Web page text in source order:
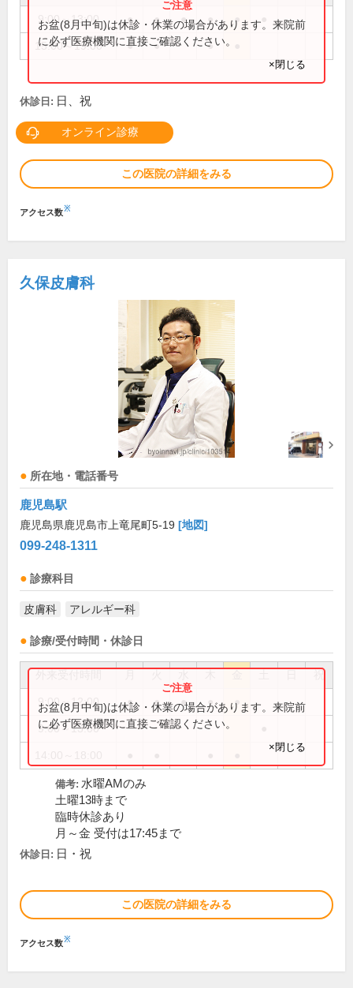
9:00～13:00 ● ● ● ● ●
15:00～19:00 ● ● ●
お盆(8月中旬)は休診・休業の場合があります。来院前
に必ず医療機関に直接ご確認ください。
×閉じる
休診日: 日、祝
オンライン診療
この医院の詳細をみる
アクセス数※
久保皮膚科
所在地・電話番号
鹿児島駅
鹿児島県鹿児島市上竜尾町5-19 [地図]
099-248-1311
診療科目
皮膚科 アレルギー科
診療/受付時間・休診日
祝
9:00～12:00 ● ● ● ● ●
9:00～13:00
お盆(8月中旬)は休診・休業の場合があります。来院前
に必ず医療機関に直接ご確認ください。
×閉じる
備考: 水曜AMのみ
土曜13時まで
臨時休診あり
月～金 受付は17:45まで
休診日: 日・祝
この医院の詳細をみる
アクセス数※